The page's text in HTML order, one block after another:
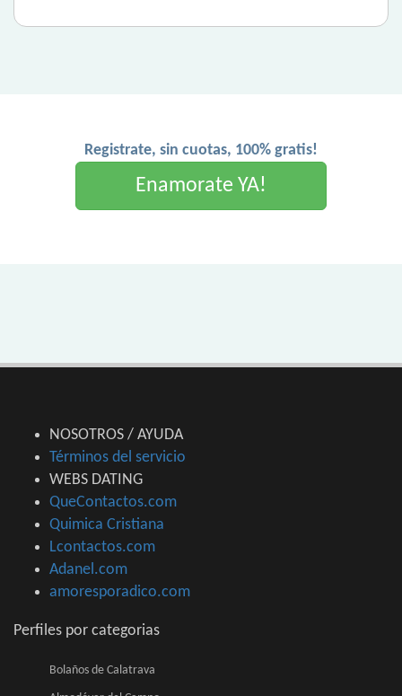
Registrate, sin cuotas, 100% gratis!
Enamorate YA!
NOSOTROS / AYUDA
Términos del servicio
WEBS DATING
QueContactos.com
Quimica Cristiana
Lcontactos.com
Adanel.com
amoresporadico.com
Perfiles por categorias
Bolaños de Calatrava